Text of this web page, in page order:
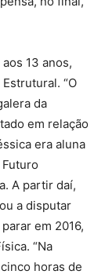
13 anos,
“O
da
em relação
era aluna
A partir daí,
a disputar
em 2016,
“Na
horas de